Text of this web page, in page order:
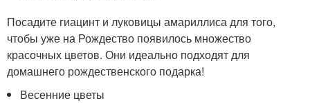
Посадите гиацинт и луковицы амариллиса для того,
чтобы уже на Рождество появилось множество
красочных цветов. Они идеально подходят для
домашнего рождественского подарка!
Весенние цветы